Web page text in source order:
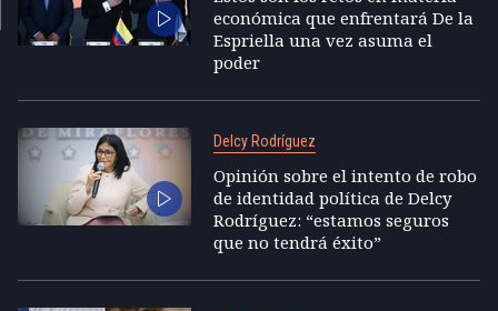
económica que enfrentará De la
Espriella una vez asuma el
poder
Delcy Rodríguez
Opinión sobre el intento de robo
de identidad política de Delcy
Rodríguez: “estamos seguros
que no tendrá éxito”